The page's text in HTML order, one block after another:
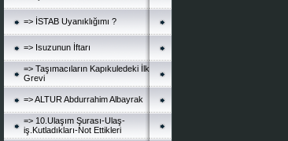
=> İSTAB Uyanıklığımı ?
=> Isuzunun İftarı
=> Taşımacıların Kapıkuledeki İlk
Grevi
=> ALTUR Abdurrahim Albayrak
=> 10.Ulaşım Şurası-Ulaş-
iş.Kutladıkları-Not Ettikleri